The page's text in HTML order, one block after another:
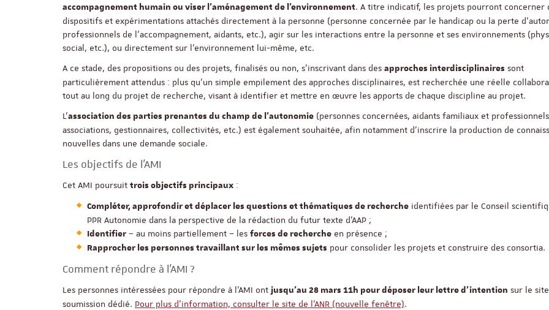
accompagnement humain ou viser l’aménagement de l’environnement. A titre indicatif, les projets pourront concerner
dispositifs et expérimentations attachés directement à la personne (personne concernée par le handicap ou la perte
professionnels de l’accompagnement, aidants, etc.), agir sur les interactions entre la personne et ses environnements
social, etc.), ou directement sur l’environnement lui-même, etc.
A ce stade, des propositions ou des projets, finalisés ou non, s’inscrivant dans des approches interdisciplinaires sont
particulièrement attendus : plus qu’un simple empilement des approches disciplinaires, est recherchée une réelle
tout au long du projet de recherche, visant à identifier et mettre en œuvre les apports de chaque discipline au projet.
L’association des parties prenantes du champ de l’autonomie (personnes concernées, aidants familiaux et
associations, gestionnaires, collectivités, etc.) est également souhaitée, afin notamment d’inscrire la production de
nouvelles dans une demande sociale.
Les objectifs de l’AMI
Cet AMI poursuit trois objectifs principaux :
Compléter, approfondir et déplacer les questions et thématiques de recherche identifiées par le Conseil
PPR Autonomie dans la perspective de la rédaction du futur texte d’AAP ;
Identifier – au moins partiellement – les forces de recherche en présence ;
Rapprocher les personnes travaillant sur les mêmes sujets pour consolider les projets et construire des consortia.
Comment répondre à l’AMI ?
Les personnes intéressées pour répondre à l’AMI ont jusqu’au 28 mars 11h pour déposer leur lettre d’intention sur le
soumission dédié. Pour plus d’information, consulter le site de l’ANR (nouvelle fenêtre).
ReligiS Financement
Appel à candidatures /
Soutien à la
ReligiS
Date limite de candidature
2026
Séminaire